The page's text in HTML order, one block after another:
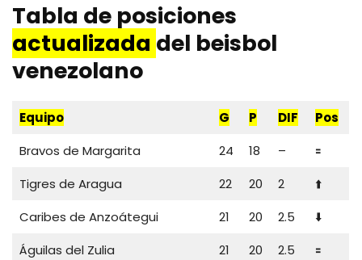
Tabla de posiciones
actualizada del beisbol
venezolano
Equipo G P DIF
Pos
Bravos de Margarita
24 18 –
🟰
Tigres de Aragua
22 20 2
⬆️
Caribes de Anzoátegui
21 20 2.5
⬇️
Águilas del Zulia
21 20 2.5
🟰